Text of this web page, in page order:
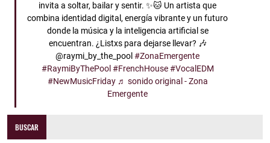
invita a soltar, bailar y sentir. ✨🐱 Un artista que
combina identidad digital, energía vibrante y un futuro
donde la música y la inteligencia artificial se
encuentran. ¿Listxs para dejarse llevar? 🎶
@raymi_by_the_pool#ZonaEmergente
#RaymiByThePool #FrenchHouse #VocalEDM
#NewMusicFriday ♬ sonido original - Zona
Emergente
BUSCAR